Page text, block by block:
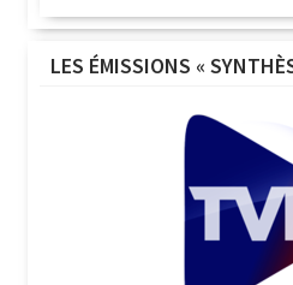
LES ÉMISSIONS «